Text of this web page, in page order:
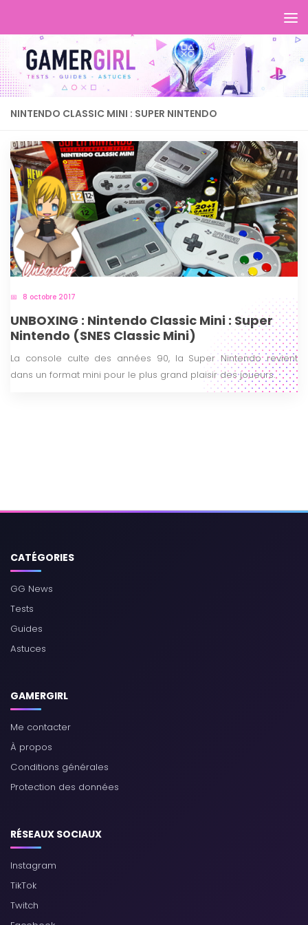
NINTENDO CLASSIC MINI : SUPER NINTENDO
8 octobre 2017
UNBOXING : Nintendo Classic Mini : Super
Nintendo (SNES Classic Mini)
La console culte des années 90, la Super Nintendo revient
dans un format mini pour le plus grand plaisir des joueurs.
CATÉGORIES
GG News
Tests
Guides
Astuces
GAMERGIRL
Me contacter
À propos
Conditions générales
Protection des données
RÉSEAUX SOCIAUX
Instagram
TikTok
Twitch